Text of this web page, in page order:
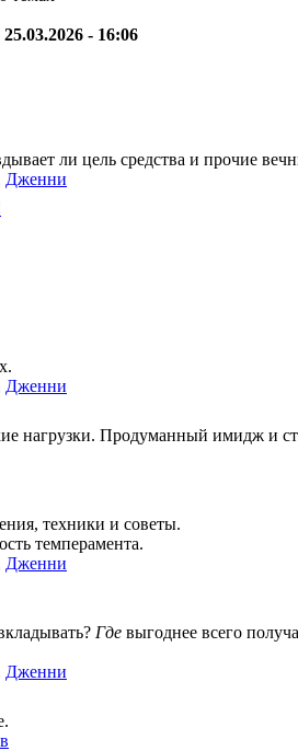
25.03.2026 - 16:06
ли цель средства и прочие
Дженни
Дженни
нагрузки. Продуманный имидж и
техники и советы.
темперамента.
Дженни
Где выгоднее всего
Дженни